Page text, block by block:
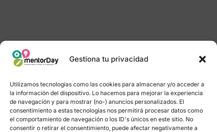
Gestiona tu privacidad
Utilizamos tecnologías como las cookies para almacenar y/o acceder a
la información del dispositivo. Lo hacemos para mejorar la experiencia
de navegación y para mostrar (no-) anuncios personalizados. El
consentimiento a estas tecnologías nos permitirá procesar datos como
el comportamiento de navegación o los ID's únicos en este sitio. No
consentir o retirar el consentimiento, puede afectar negativamente a